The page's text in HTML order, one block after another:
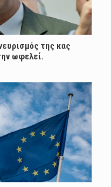
της κας
ωφελεί.